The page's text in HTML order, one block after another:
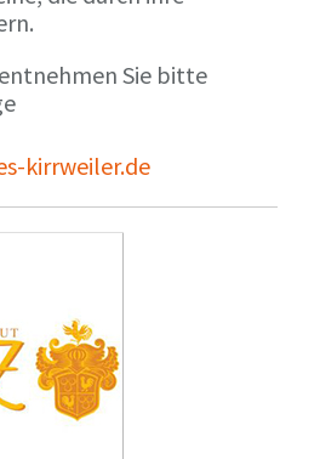
entnehmen Sie bitte
kirrweiler.de